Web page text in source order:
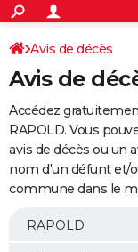
ACTUALITÉS
Politique
Société
Faits Divers
Education
Monde
Villes
+
SPORT
Coupe du monde
Football
Tennis
Cyclisme
Rugby
Forum
Programme TV
TNT
Streaming
Cinéma
Sorties cinéma
Musique
+
FINANCE
Retraite
Epargne
Immobilier
Risques naturels par
Banque
Assurance
AUTO
Essais
Réserver un essai
Citadines
Berlines
SUV
Forum auto
+
Mobiles
Meilleur smartphone
Internet
Ordinateurs
Jeux vidéo
Guide high-tech
Avis de décès
Avis de
Accédez
RAPOLD. Vous
avis de décès ou un
nom d'un défunt et/
commune dans le